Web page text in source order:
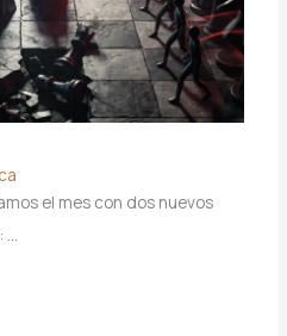
el mes con dos nuevos
…